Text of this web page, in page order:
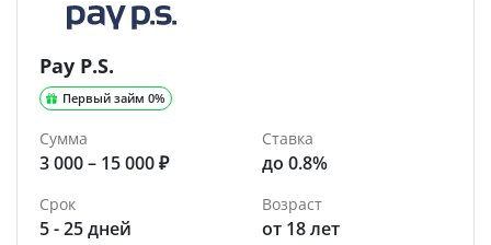
Pay P.S.
Первый займ 0%
Сумма
3 000 – 15 000 ₽
Ставка
до 0.8%
Срок
5 - 25 дней
Возраст
от 18 лет